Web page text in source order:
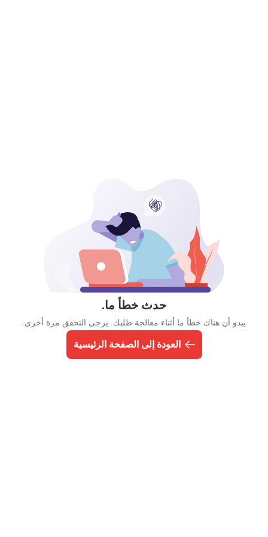
حدث خطأ ما.
يبدو أن هناك خطأ ما أثناء معالجة طلبك. يرجى التحقق مرة أخرى.
العودة إلى الصفحة الرئيسية